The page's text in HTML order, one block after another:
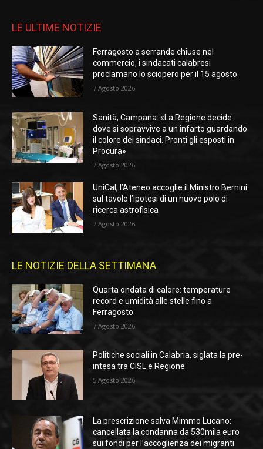
LE ULTIME NOTIZIE
Ferragosto a serrande chiuse nel
commercio, i sindacati calabresi
proclamano lo sciopero per il 15 agosto
7 Agosto 2026
Sanità, Campana: «La Regione decide
dove si sopravvive a un infarto guardando
il colore dei sindaci. Pronti gli esposti in
Procura»
7 Agosto 2026
UniCal, l’Ateneo accoglie il Ministro Bernini:
sul tavolo l’ipotesi di un nuovo polo di
ricerca astrofisica
7 Agosto 2026
LE NOTIZIE DELLA SETTIMANA
Quarta ondata di calore: temperature
record e umidità alle stelle fino a
Ferragosto
7 Agosto 2026
Politiche sociali in Calabria, siglata la pre-
intesa tra CISL e Regione
5 Agosto 2026
La prescrizione salva Mimmo Lucano:
cancellata la condanna da 530mila euro
sui fondi per l’accoglienza dei migranti